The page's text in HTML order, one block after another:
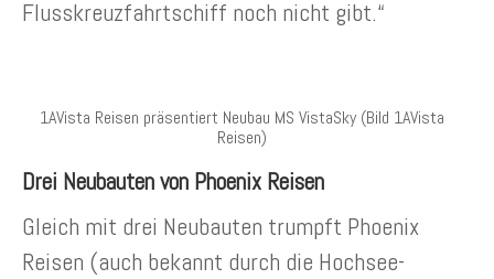
Flusskreuzfahrtschiff noch nicht gibt.“
1AVista Reisen präsentiert Neubau MS VistaSky (Bild 1AVista
Reisen)
Drei Neubauten von Phoenix Reisen
Gleich mit drei Neubauten trumpft Phoenix
Reisen (auch bekannt durch die Hochsee-